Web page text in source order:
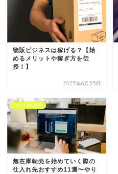
物販ビジネスは稼げる？【始
めるメリットや稼ぎ方を伝
授！】
2025年6月25日
おすすめの副業
無在庫転売を始めていく際の
仕入れ先おすすめ11選〜やり